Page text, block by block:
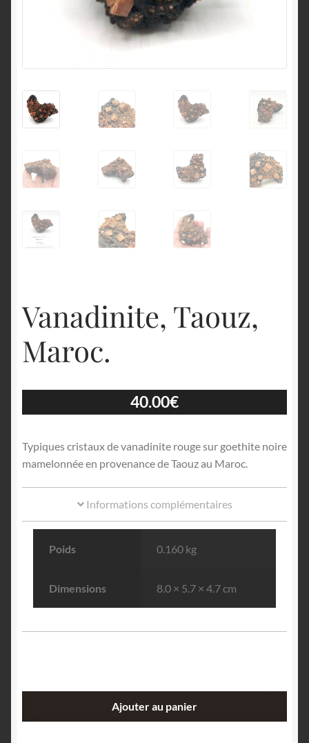
Vanadinite, Taouz,
Maroc.
40.00€
Typiques cristaux de vanadinite rouge sur goethite noire
mamelonnée en provenance de Taouz au Maroc.
Informations complémentaires
Poids 0.160 kg
Dimensions 8.0 × 5.7 × 4.7 cm
Ajouter au panier